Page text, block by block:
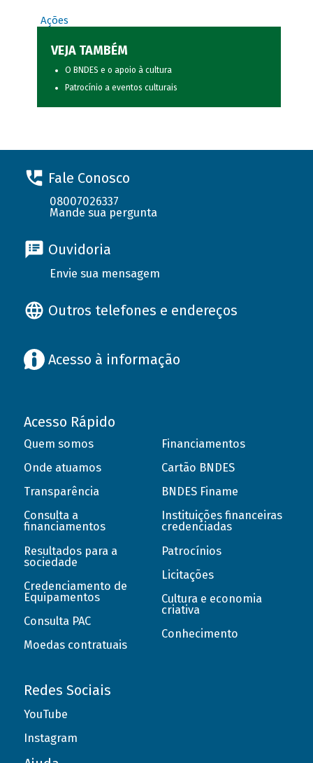
Ações
VEJA TAMBÉM
O BNDES e o apoio à cultura
Patrocínio a eventos culturais
Fale Conosco
08007026337
Mande sua pergunta
Ouvidoria
Envie sua mensagem
Outros telefones e endereços
Acesso à informação
Acesso Rápido
Quem somos
Onde atuamos
Transparência
Consulta a
financiamentos
Resultados para a
sociedade
Credenciamento de
Equipamentos
Consulta PAC
Moedas contratuais
Financiamentos
Cartão BNDES
BNDES Finame
Instituições financeiras
credenciadas
Patrocínios
Licitações
Cultura e economia
criativa
Conhecimento
Redes Sociais
YouTube
Instagram